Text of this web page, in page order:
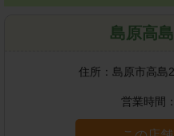
島原高
住所： 島原市高島
営業時間：